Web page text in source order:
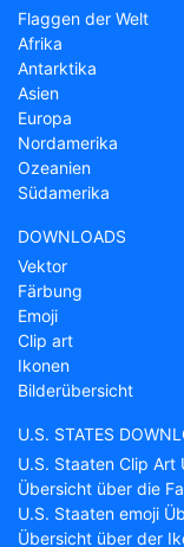
Flaggen der Welt
Afrika
Antarktika
Asien
Europa
Nordamerika
Ozeanien
Südamerika
DOWNLOADS
Vektor
Färbung
Emoji
Clip art
Ikonen
Bilderübersicht
U.S. STATES
U.S. Staaten Clip Art
Übersicht über die
U.S. Staaten emoji
Übersicht über der